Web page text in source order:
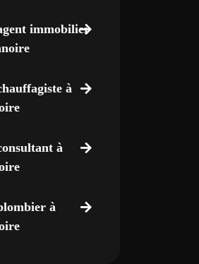
immobilier
à
à
à